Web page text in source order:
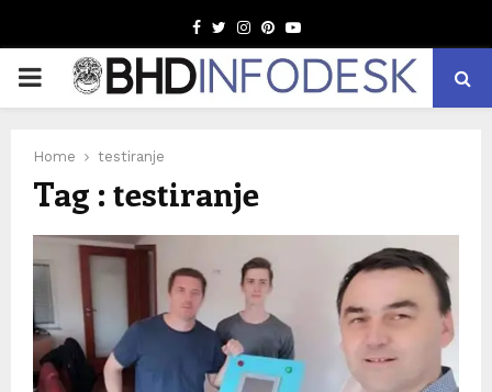
Facebook
TwitterInstagram
Pinterest
Youtube
PRIMARY
Home testiranje
Tag : testiranje